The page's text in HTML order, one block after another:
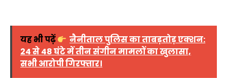
यह भी पढ़ें
नैनीताल पुलिस का ताबड़तोड़ एक्शन:
24 से 48 घंटे में तीन संगीन मामलों का खुलासा,
सभी आरोपी गिरफ्तार।